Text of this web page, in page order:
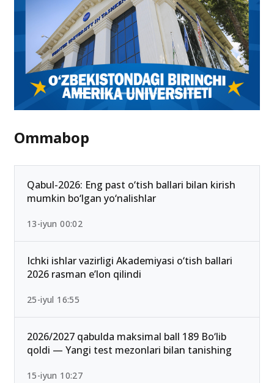
Ommabop
Qabul-2026: Eng past o‘tish ballari bilan kirish
mumkin bo‘lgan yo‘nalishlar
13-iyun 00:02
Ichki ishlar vazirligi Akademiyasi o‘tish ballari
2026 rasman e’lon qilindi
25-iyul 16:55
2026/2027 qabulda maksimal ball 189 Bo‘lib
qoldi — Yangi test mezonlari bilan tanishing
15-iyun 10:27